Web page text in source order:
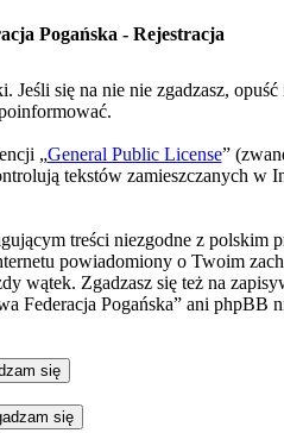
Pogańska - Rejestracja
się na nie nie zgadzasz,
„General Public License”
tekstów zamieszczanych w
treści niezgodne z polskim
powiadomiony o Twoim
wątek. Zgadzasz się też na
Pogańska” ani phpBB